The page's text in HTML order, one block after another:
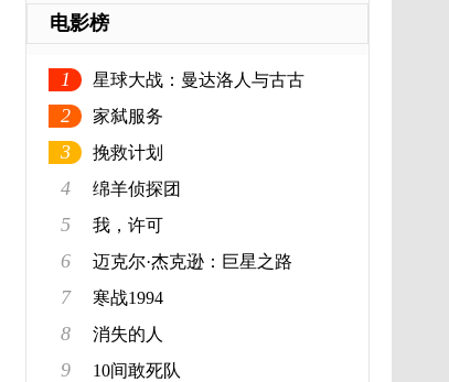
电影榜
1 星球大战：曼达洛人与古古
2 家弑服务
3 挽救计划
4 绵羊侦探团
5 我，许可
6 迈克尔·杰克逊：巨星之路
7 寒战1994
8 消失的人
9 10间敢死队